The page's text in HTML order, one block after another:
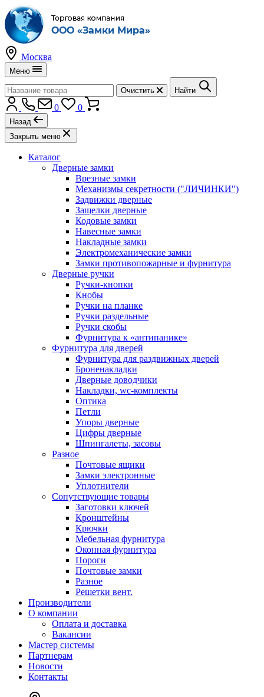
Москва
Меню
Очистить Найти
0 0
Назад
Закрыть меню
Каталог
Дверные замки
Врезные замки
Механизмы секретности ("ЛИЧИНКИ")
Задвижки дверные
Защелки дверные
Кодовые замки
Навесные замки
Накладные замки
Электромеханические замки
Замки противопожарные и фурнитура
Дверные ручки
Ручки-кнопки
Кнобы
Ручки на планке
Ручки раздельные
Ручки скобы
Фурнитура к «антипанике»
Фурнитура для дверей
Фурнитура для раздвижных дверей
Броненакладки
Дверные доводчики
Накладки, wc-комплекты
Оптика
Петли
Упоры дверные
Цифры дверные
Шпингалеты, засовы
Разное
Почтовые ящики
Замки электронные
Уплотнители
Сопутствующие товары
Заготовки ключей
Кронштейны
Крючки
Мебельная фурнитура
Оконная фурнитура
Пороги
Почтовые замки
Разное
Решетки вент.
Производители
О компании
Оплата и доставка
Вакансии
Мастер системы
Партнерам
Новости
Контакты